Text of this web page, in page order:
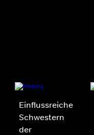
Einflussreiche
Schwestern
der